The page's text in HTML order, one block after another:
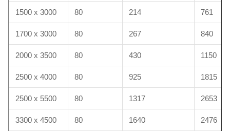
1500 x 3000 80 214 761
1700 x 3000 80 267 840
2000 x 3500 80 430 1150
2500 x 4000 80 925 1815
2500 x 5500 80 1317 2653
3300 x 4500 80 1640 2476